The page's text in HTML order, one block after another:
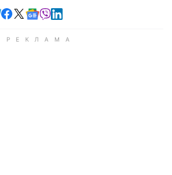
Читайте в Telegram
Читайте в Facebook
Читайте в X
Читайте в Google news
Читайте в Viber
Читайте в LinkedIn